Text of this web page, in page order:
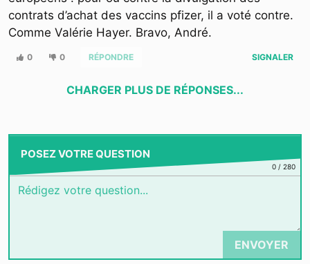
contrats d’achat des vaccins pfizer, il a voté contre.
Comme Valérie Hayer. Bravo, André.
0 0 RÉPONDRE SIGNALER
CHARGER PLUS DE RÉPONSES...
POSEZ VOTRE QUESTION
0/ 280
ENVOYER